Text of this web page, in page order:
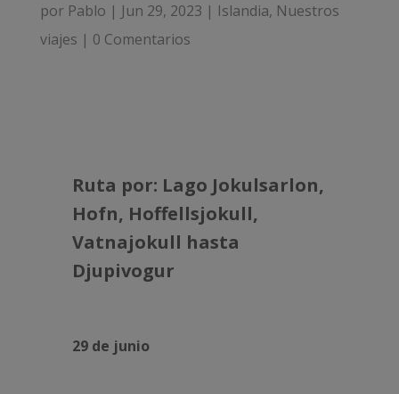
por Pablo | Jun 29, 2023 | Islandia, Nuestros
viajes | 0 Comentarios
Ruta por: Lago Jokulsarlon,
Hofn, Hoffellsjokull,
Vatnajokull hasta
Djupivogur
29 de junio